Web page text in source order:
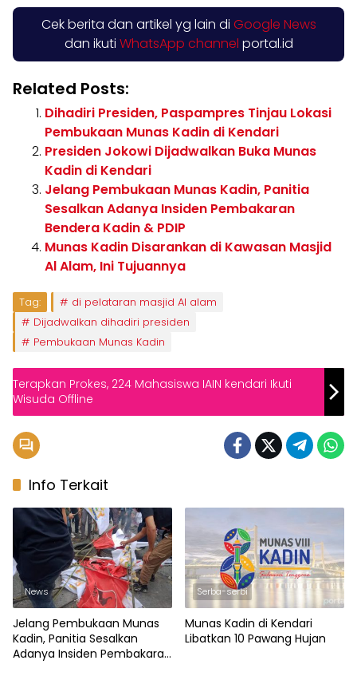
Cek berita dan artikel yg lain di Google News
dan ikuti WhatsApp channel portal.id
Related Posts:
Dihadiri Presiden, Paspampres Tinjau Lokasi
Pembukaan Munas Kadin di Kendari
Presiden Jokowi Dijadwalkan Buka Munas
Kadin di Kendari
Jelang Pembukaan Munas Kadin, Panitia
Sesalkan Adanya Insiden Pembakaran
Bendera Kadin & PDIP
Munas Kadin Disarankan di Kawasan Masjid
Al Alam, Ini Tujuannya
Tag:
di pelataran masjid Al alam
Dijadwalkan dihadiri presiden
Pembukaan Munas Kadin
Terapkan Prokes, 224 Mahasiswa IAIN kendari Ikuti
Wisuda Offline
Info Terkait
News
Jelang Pembukaan Munas
Kadin, Panitia Sesalkan
Adanya Insiden Pembakaran
Serba-serbi
Munas Kadin di Kendari
Libatkan 10 Pawang Hujan